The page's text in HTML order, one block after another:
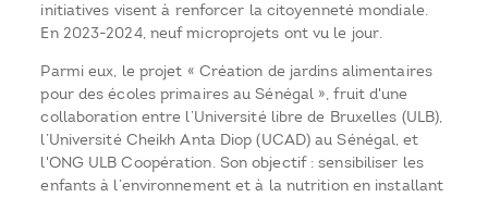
initiatives visent à renforcer la citoyenneté mondiale.
En 2023-2024, neuf microprojets ont vu le jour.
Parmi eux, le projet « Création de jardins alimentaires
pour des écoles primaires au Sénégal », fruit d'une
collaboration entre l’Université libre de Bruxelles (ULB),
l’Université Cheikh Anta Diop (UCAD) au Sénégal, et
l'ONG ULB Coopération. Son objectif : sensibiliser les
enfants à l’environnement et à la nutrition en installant